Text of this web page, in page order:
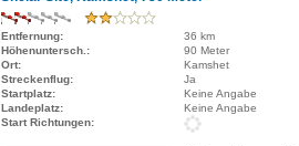
Entfernung:
36 km
Höhenuntersch.:
90 Meter
Ort:
Kamshet
Streckenflug:
Ja
Startplatz:
Keine Angabe
Landeplatz:
Keine Angabe
Start Richtungen: